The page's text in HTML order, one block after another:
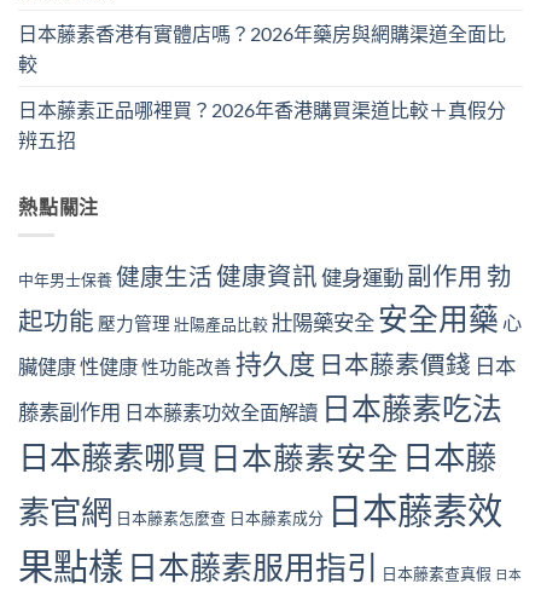
日本藤素香港有實體店嗎？2026年藥房與網購渠道全面比
較
日本藤素正品哪裡買？2026年香港購買渠道比較＋真假分
辨五招
熱點關注
中年男士保養健康生活健康資訊健身運動副作用 勃
起功能 壓力管理 壯陽產品比較壯陽藥安全安全用藥 心
臟健康性健康性功能改善 持久度 日本藤素價錢 日本
藤素副作用 日本藤素功效全面解讀 日本藤素吃法
日本藤素哪買 日本藤素安全 日本藤
素官網 日本藤素怎麼查 日本藤素成分 日本藤素效
果點樣 日本藤素服用指引 日本藤素查真假 日本